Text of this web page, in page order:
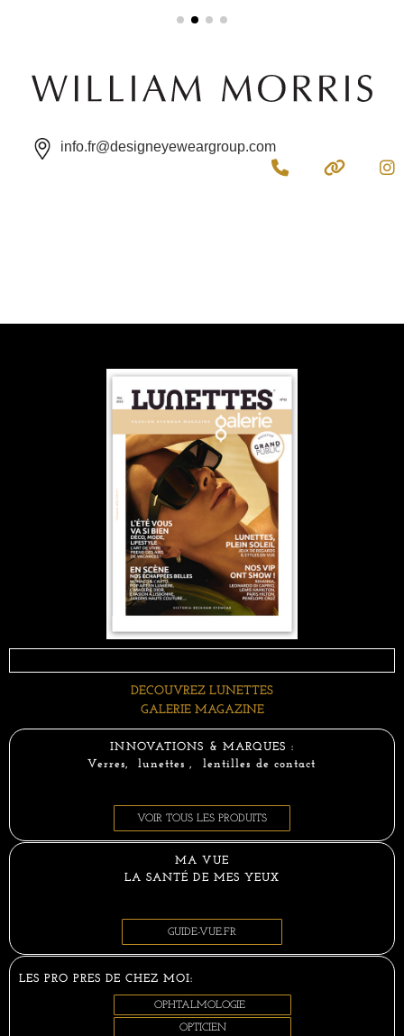
info.fr@designeyeweargroup.com
DECOUVREZ LUNETTES
GALERIE MAGAZINE
INNOVATIONS & MARQUES :
Verres, lunettes , lentilles de contact
VOIR TOUS LES PRODUITS
MA VUE
LA SANTÉ DE MES YEUX
GUIDE-VUE.FR
LES PRO PRES DE CHEZ MOI:
OPHTALMOLOGIE
OPTICIEN